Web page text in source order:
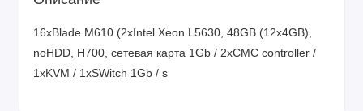
16xBlade M610 (2xIntel Xeon L5630, 48GB (12x4GB),
noHDD, H700, сетевая карта 1Gb / 2xCMC controller /
1xKVM / 1xSWitch 1Gb / s